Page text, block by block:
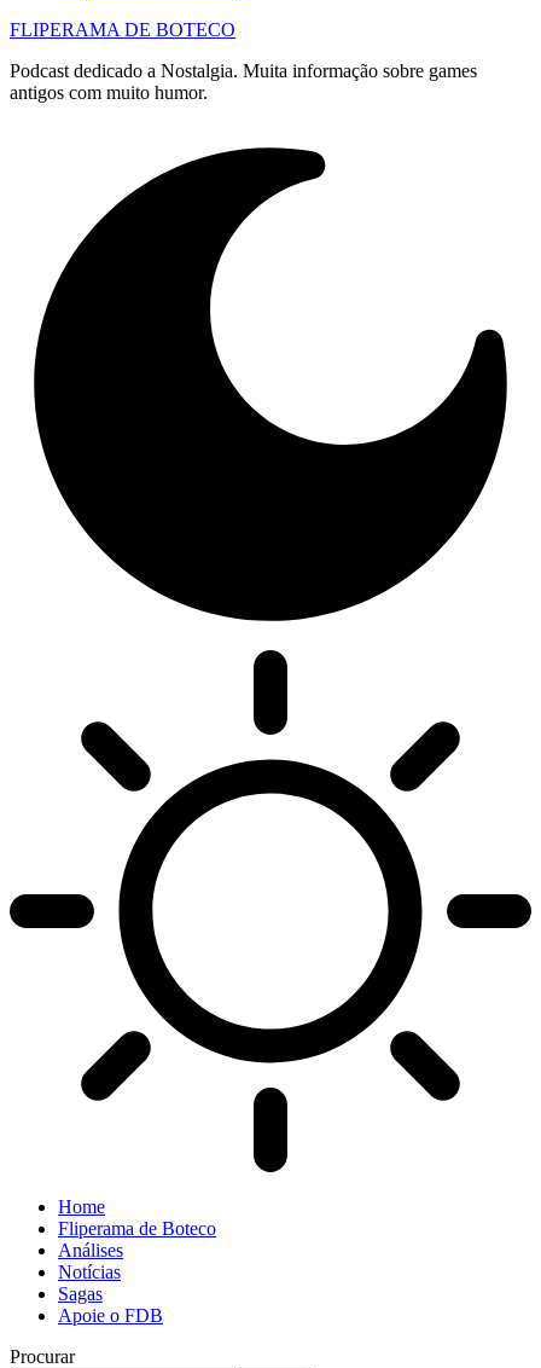
FLIPERAMA DE BOTECO
Podcast dedicado a Nostalgia. Muita informação sobre games
antigos com muito humor.
Home
Fliperama de Boteco
Análises
Notícias
Sagas
Apoie o FDB
Procurar